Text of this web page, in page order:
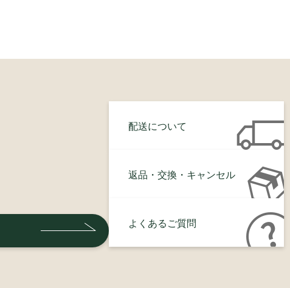
配送について
返品・交換・キャンセル
よくあるご質問